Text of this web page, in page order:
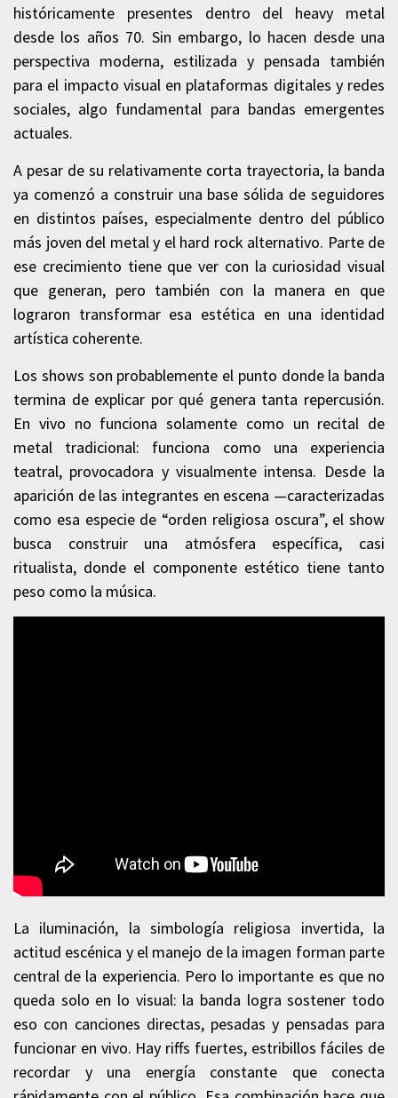
históricamente presentes dentro del heavy metal
desde los años 70. Sin embargo, lo hacen desde una
perspectiva moderna, estilizada y pensada también
para el impacto visual en plataformas digitales y redes
sociales, algo fundamental para bandas emergentes
actuales.
A pesar de su relativamente corta trayectoria, la banda
ya comenzó a construir una base sólida de seguidores
en distintos países, especialmente dentro del público
más joven del metal y el hard rock alternativo. Parte de
ese crecimiento tiene que ver con la curiosidad visual
que generan, pero también con la manera en que
lograron transformar esa estética en una identidad
artística coherente.
Los shows son probablemente el punto donde la banda
termina de explicar por qué genera tanta repercusión.
En vivo no funciona solamente como un recital de
metal tradicional: funciona como una experiencia
teatral, provocadora y visualmente intensa. Desde la
aparición de las integrantes en escena —caracterizadas
como esa especie de “orden religiosa oscura”, el show
busca construir una atmósfera específica, casi
ritualista, donde el componente estético tiene tanto
peso como la música.
La iluminación, la simbología religiosa invertida, la
actitud escénica y el manejo de la imagen forman parte
central de la experiencia. Pero lo importante es que no
queda solo en lo visual: la banda logra sostener todo
eso con canciones directas, pesadas y pensadas para
funcionar en vivo. Hay riffs fuertes, estribillos fáciles de
recordar y una energía constante que conecta